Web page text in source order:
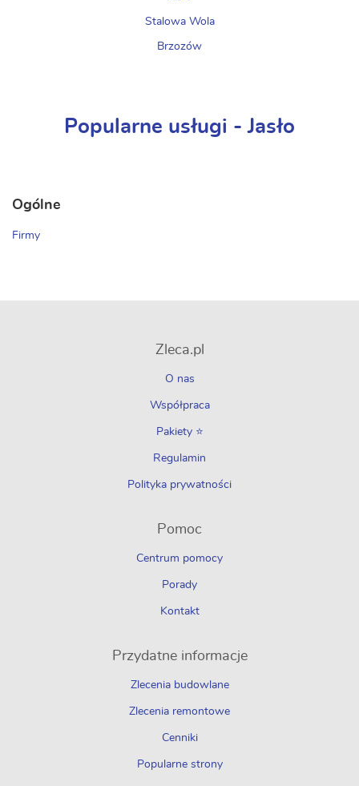
Stalowa Wola
Brzozów
Popularne usługi - Jasło
Ogólne
Firmy
Zleca.pl
O nas
Współpraca
Pakiety ⭐
Regulamin
Polityka prywatności
Pomoc
Centrum pomocy
Porady
Kontakt
Przydatne informacje
Zlecenia budowlane
Zlecenia remontowe
Cenniki
Popularne strony